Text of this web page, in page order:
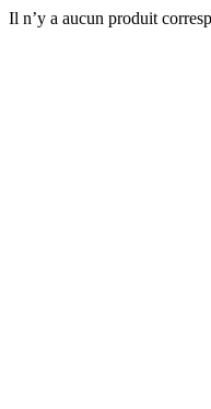
Il n’y a aucun produit